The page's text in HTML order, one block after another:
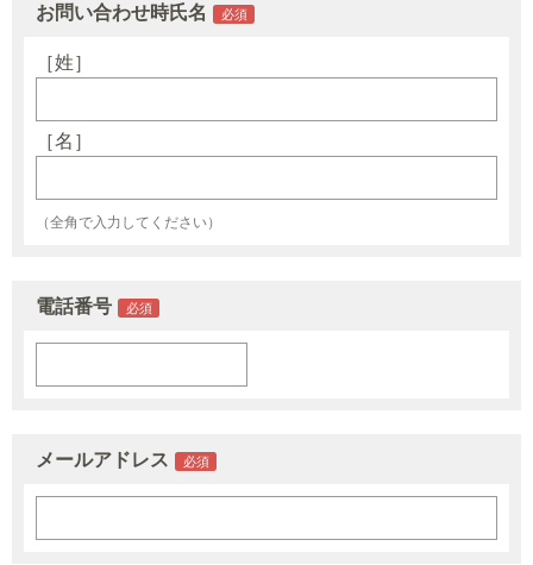
お問い合わせ時氏名
［姓］
［名］
（全角で入力してください）
電話番号
メールアドレス